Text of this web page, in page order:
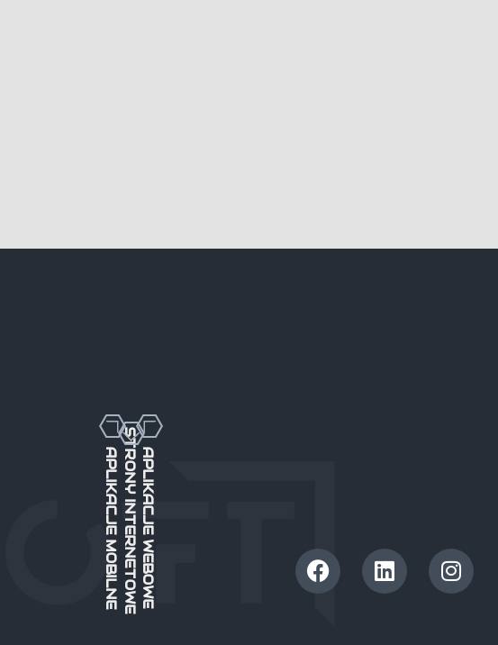
APLIKACJE MOBILNESTRONY INTERNETOWEAPLIKACJE WEBOWE